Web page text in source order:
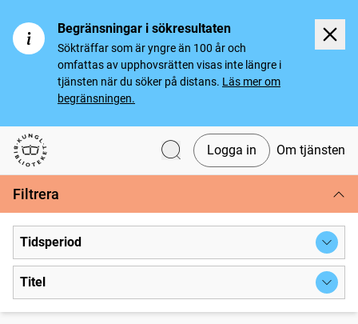
Begränsningar i sökresultaten
Sökträffar som är yngre än 100 år och
omfattas av upphovsrätten visas inte längre i
tjänsten när du söker på distans. Läs mer om
begränsningen.
Svenska tidningar
Logga in Om tjänsten
Filtrera
Tidsperiod
Titel